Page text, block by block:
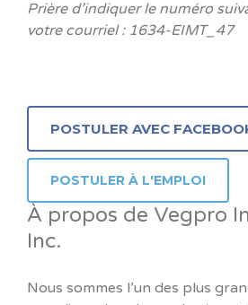
Prière d’indiquer le numéro
votre courriel : 1634-EIMT_47
À propos de Vegpro
Inc.
Nous sommes l’un des plus